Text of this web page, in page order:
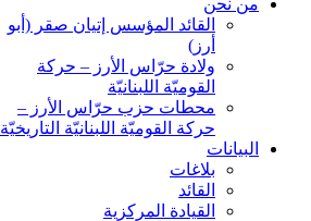
من نحن
القائد المؤسس إتيان صقر (أبو
أرز)
ولادة حرّاس الأرز – حركة
القوميّة اللبنانيّة
محطات حزب حرّاس الأرز –
حركة القوميّة اللبنانيّة التاريخيّة
البيانات
بلاغات
القائد
القيادة المركزية